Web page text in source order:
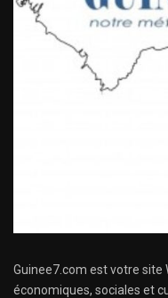
Guinee7.com est votre site
économiques, sociales et